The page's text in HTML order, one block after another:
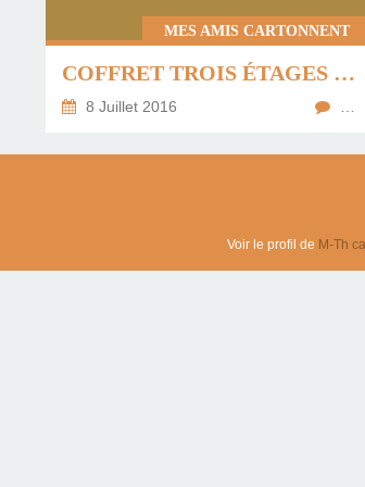
MES AMIS CARTONNENT
COFFRET TROIS ÉTAGES POUR FEUILLAGES D'ÉTÉ ...
8 Juillet 2016
Voir le profil de M-Th